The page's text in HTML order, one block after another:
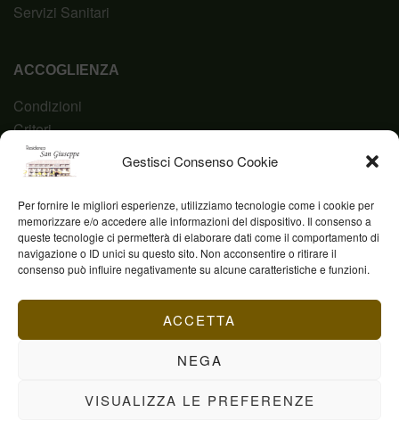
Gestisci Consenso Cookie
Per fornire le migliori esperienze, utilizziamo tecnologie come i cookie per
memorizzare e/o accedere alle informazioni del dispositivo. Il consenso a
queste tecnologie ci permetterà di elaborare dati come il comportamento di
navigazione o ID unici su questo sito. Non acconsentire o ritirare il
consenso può influire negativamente su alcune caratteristiche e funzioni.
ACCETTA
NEGA
VISUALIZZA LE PREFERENZE
Servizi Sanitari
ACCOGLIENZA
Condizioni
Criteri
Domanda
Codice Etico
Fond. Casa San Giuseppe ETS © 2023 | P.IVA